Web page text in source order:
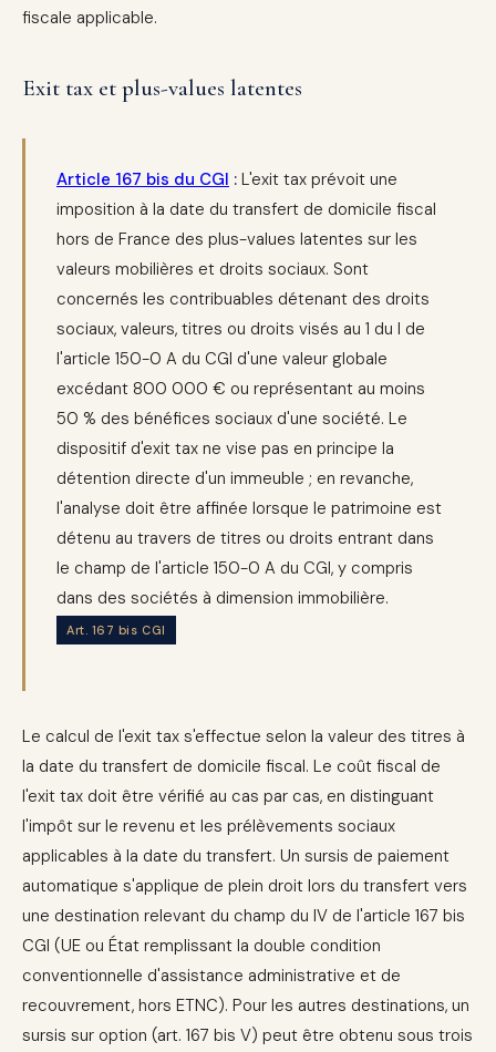
fiscale applicable.
Exit tax et plus-values latentes
Article 167 bis du CGI : L'exit tax prévoit une
imposition à la date du transfert de domicile fiscal
hors de France des plus-values latentes sur les
valeurs mobilières et droits sociaux. Sont
concernés les contribuables détenant des droits
sociaux, valeurs, titres ou droits visés au 1 du I de
l'article 150-0 A du CGI d'une valeur globale
excédant 800 000 € ou représentant au moins
50 % des bénéfices sociaux d'une société. Le
dispositif d'exit tax ne vise pas en principe la
détention directe d'un immeuble ; en revanche,
l'analyse doit être affinée lorsque le patrimoine est
détenu au travers de titres ou droits entrant dans
le champ de l'article 150-0 A du CGI, y compris
dans des sociétés à dimension immobilière.
Art. 167 bis CGI
Le calcul de l'exit tax s'effectue selon la valeur des titres à
la date du transfert de domicile fiscal. Le coût fiscal de
l'exit tax doit être vérifié au cas par cas, en distinguant
l'impôt sur le revenu et les prélèvements sociaux
applicables à la date du transfert. Un sursis de paiement
automatique s'applique de plein droit lors du transfert vers
une destination relevant du champ du IV de l'article 167 bis
CGI (UE ou État remplissant la double condition
conventionnelle d'assistance administrative et de
recouvrement, hors ETNC). Pour les autres destinations, un
sursis sur option (art. 167 bis V) peut être obtenu sous trois